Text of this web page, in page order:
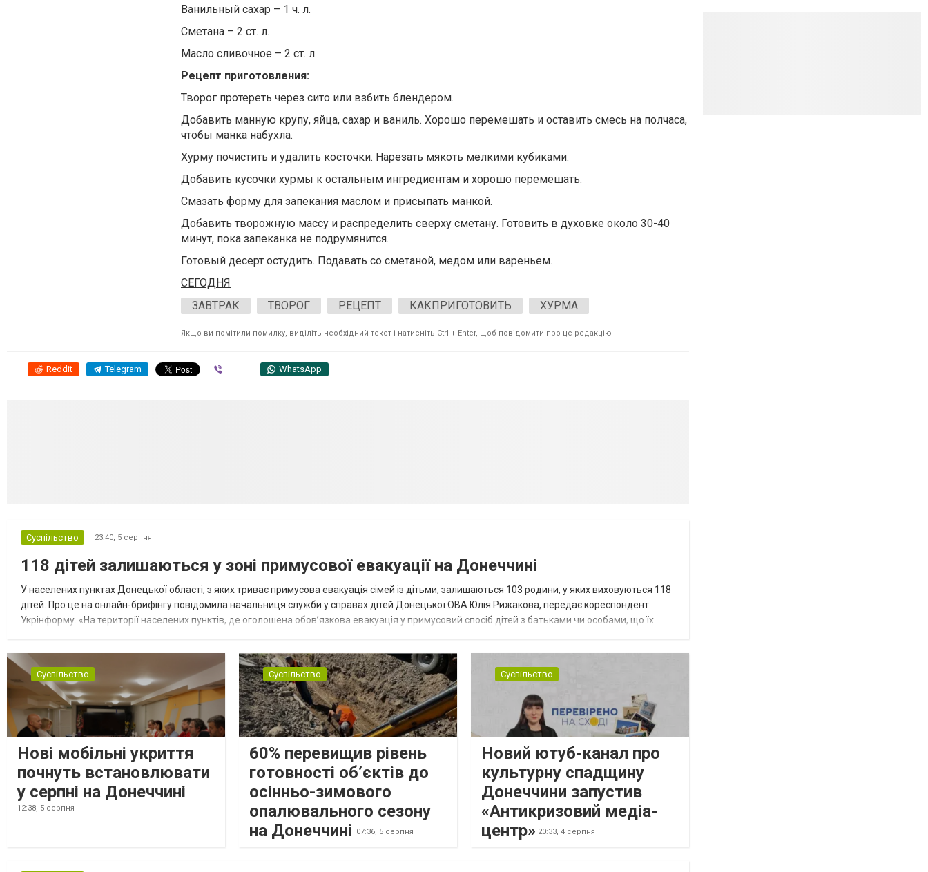
Ванильный сахар – 1 ч. л.
Сметана – 2 ст. л.
Масло сливочное – 2 ст. л.
Рецепт приготовления:
Творог протереть через сито или взбить блендером.
Добавить манную крупу, яйца, сахар и ваниль. Хорошо перемешать и оставить смесь на полчаса,
чтобы манка набухла.
Хурму почистить и удалить косточки. Нарезать мякоть мелкими кубиками.
Добавить кусочки хурмы к остальным ингредиентам и хорошо перемешать.
Смазать форму для запекания маслом и присыпать манкой.
Добавить творожную массу и распределить сверху сметану. Готовить в духовке около 30-40
минут, пока запеканка не подрумянится.
Готовый десерт остудить. Подавать со сметаной, мeдом или вареньем.
СЕГОДНЯ
ЗАВТРАК
ТВОРОГ РЕЦЕПТ КАКПРИГОТОВИТЬ ХУРМА
Якщо ви помітили помилку, виділіть необхідний текст і натисніть Ctrl + Enter, щоб повідомити про це редакцію
Reddit Telegram WhatsApp
Суспільство 23:40, 5 серпня
118 дітей залишаються у зоні примусової евакуації на Донеччині
У населених пунктах Донецької області, з яких триває примусова евакуація сімей із дітьми, залишаються 103 родини, у яких виховуються 118
дітей. Про це на онлайн-брифінгу повідомила начальниця служби у справах дітей Донецької ОВА Юлія Рижакова, передає кореспондент
Укрінформу. «На території населених пунктів, де оголошена обов’язкова евакуація у примусовий спосіб дітей з батьками чи особами, що їх
Суспільство
Нові мобільні укриття
почнуть встановлювати
у серпні на Донеччині
12:38, 5 серпня
Суспільство
60% перевищив рівень
готовності об’єктів до
осінньо-зимового
опалювального сезону
на Донеччині
07:36, 5 серпня
Суспільство
Новий ютуб-канал про
культурну спадщину
Донеччини запустив
«Антикризовий медіа-
центр» 20:33, 4 серпня